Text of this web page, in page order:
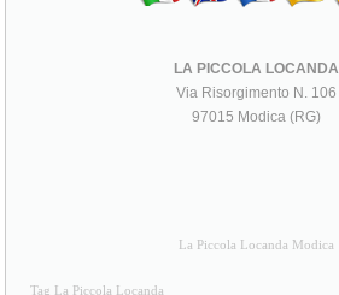
LA PICCOLA LOCANDA
Via Risorgimento N. 106
97015 Modica (RG)
La Piccola Locanda Modica
Tag La Piccola Locanda